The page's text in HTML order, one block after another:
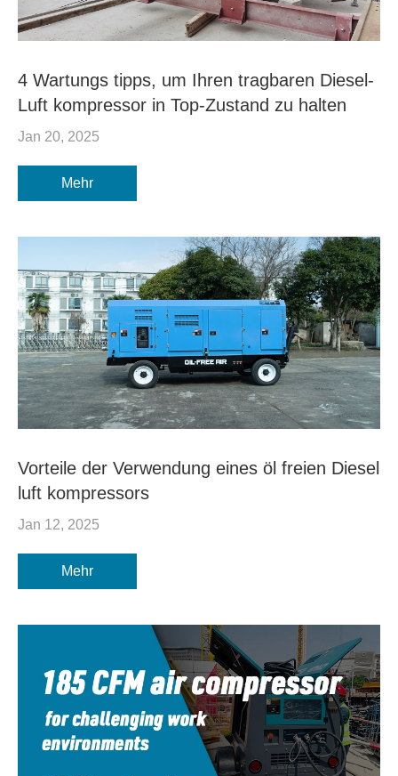
4 Wartungs tipps, um Ihren tragbaren Diesel-
Luft kompressor in Top-Zustand zu halten
Jan 20, 2025
Mehr
Vorteile der Verwendung eines öl freien Diesel
luft kompressors
Jan 12, 2025
Mehr